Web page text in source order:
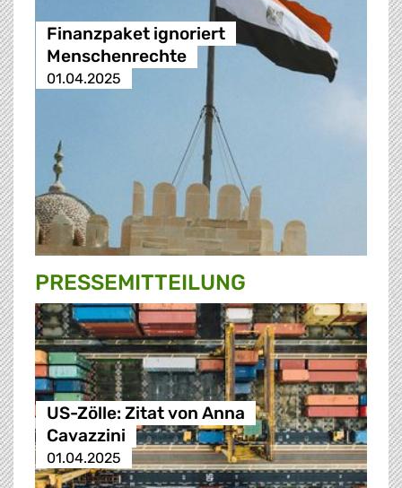
Finanzpaket ignoriert
Menschenrechte
01.04.2025
PRESSE­MITTEILUNG
US-Zölle: Zitat von Anna
Cavazzini
01.04.2025